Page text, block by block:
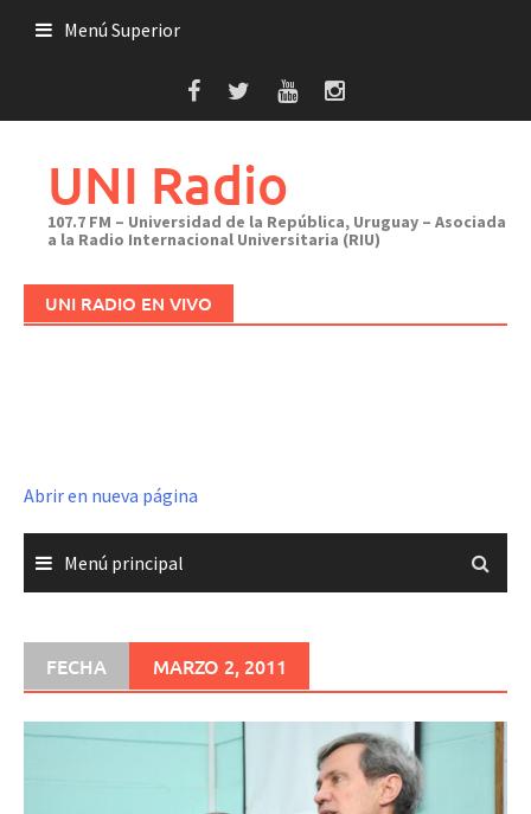
Menú Superior
UNI Radio
107.7 FM – Universidad de la República, Uruguay – Asociada
a la Radio Internacional Universitaria (RIU)
UNI RADIO EN VIVO
Abrir en nueva página
Menú principal
FECHA MARZO 2, 2011